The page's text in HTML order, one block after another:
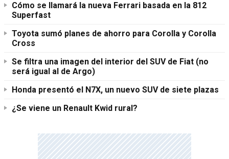
Cómo se llamará la nueva Ferrari basada en la 812
Superfast
Toyota sumó planes de ahorro para Corolla y Corolla
Cross
Se filtra una imagen del interior del SUV de Fiat (no
será igual al de Argo)
Honda presentó el N7X, un nuevo SUV de siete plazas
¿Se viene un Renault Kwid rural?